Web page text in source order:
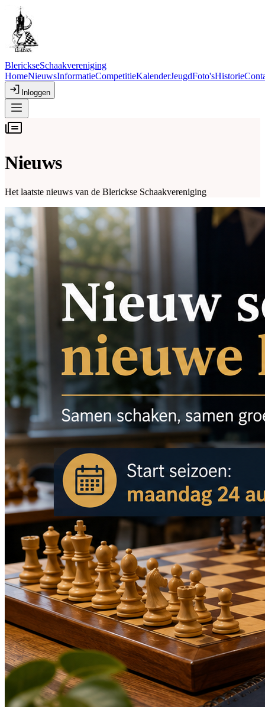
BlerickseSchaakvereniging
HomeNieuwsInformatieCompetitieKalenderJeugdFoto'sHistorie
Inloggen
Nieuws
Het laatste nieuws van de Blerickse Schaakvereniging